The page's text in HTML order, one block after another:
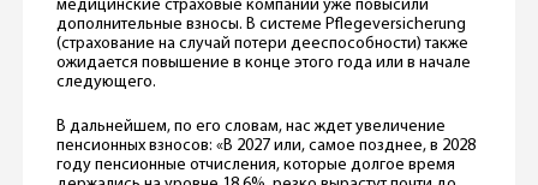
медицинские страховые компании уже повысили
дополнительные взносы. В системе Pflegeversicherung
(страхование на случай потери дееспособности) также
ожидается повышение в конце этого года или в начале
следующего.
В дальнейшем, по его словам, нас ждет увеличение
пенсионных взносов: «В 2027 или, самое позднее, в 2028
году пенсионные отчисления, которые долгое время